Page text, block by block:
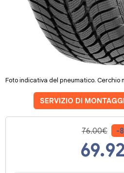
Foto indicativa del pneumatico. Cerchio
SERVIZIO DI
76.00€ -
69.92